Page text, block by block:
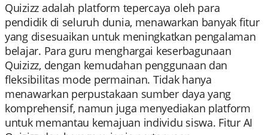
Quizizz adalah platform tepercaya oleh para
pendidik di seluruh dunia, menawarkan banyak fitur
yang disesuaikan untuk meningkatkan pengalaman
belajar. Para guru menghargai keserbagunaan
Quizizz, dengan kemudahan penggunaan dan
fleksibilitas mode permainan. Tidak hanya
menawarkan perpustakaan sumber daya yang
komprehensif, namun juga menyediakan platform
untuk memantau kemajuan individu siswa. Fitur AI